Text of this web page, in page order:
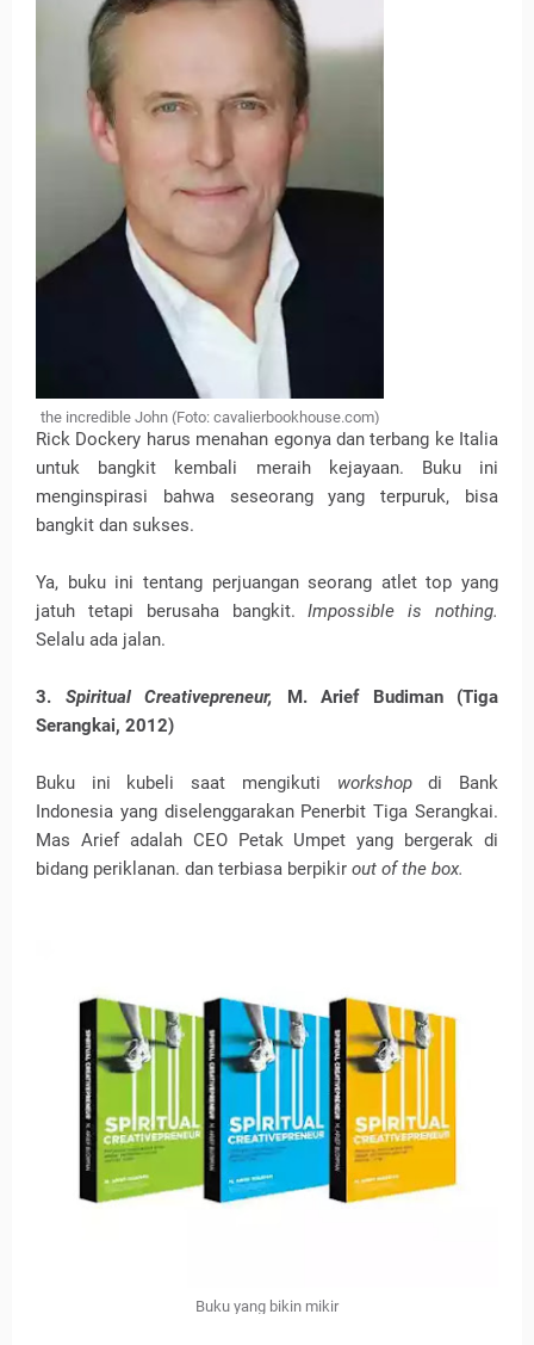
the incredible John (Foto: cavalierbookhouse.com)
Rick Dockery harus menahan egonya dan terbang ke Italia
untuk bangkit kembali meraih kejayaan. Buku ini
menginspirasi bahwa seseorang yang terpuruk, bisa
bangkit dan sukses.
Ya, buku ini tentang perjuangan seorang atlet top yang
jatuh tetapi berusaha bangkit.Impossible is nothing.
Selalu ada jalan.
3. Spiritual Creativepreneur, M. Arief Budiman (Tiga
Serangkai, 2012)
Buku ini kubeli saat mengikuti workshopdi Bank
Indonesia yang diselenggarakan Penerbit Tiga Serangkai.
Mas Arief adalah CEO Petak Umpet yang bergerak di
bidang periklanan. dan terbiasa berpikir out of the box.
Buku yang bikin mikir